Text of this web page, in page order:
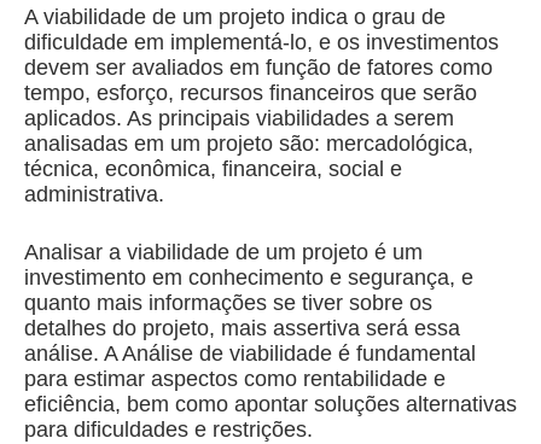
A viabilidade de um projeto indica o grau de
dificuldade em implementá-lo, e os investimentos
devem ser avaliados em função de fatores como
tempo, esforço, recursos financeiros que serão
aplicados. As principais viabilidades a serem
analisadas em um projeto são: mercadológica,
técnica, econômica, financeira, social e
administrativa.
Analisar a viabilidade de um projeto é um
investimento em conhecimento e segurança, e
quanto mais informações se tiver sobre os
detalhes do projeto, mais assertiva será essa
análise. A Análise de viabilidade é fundamental
para estimar aspectos como rentabilidade e
eficiência, bem como apontar soluções alternativas
para dificuldades e restrições.